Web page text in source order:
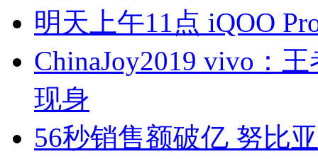
明天上午11点 iQOO
ChinaJoy2019 vivo：
现身
56秒销售额破亿 努比